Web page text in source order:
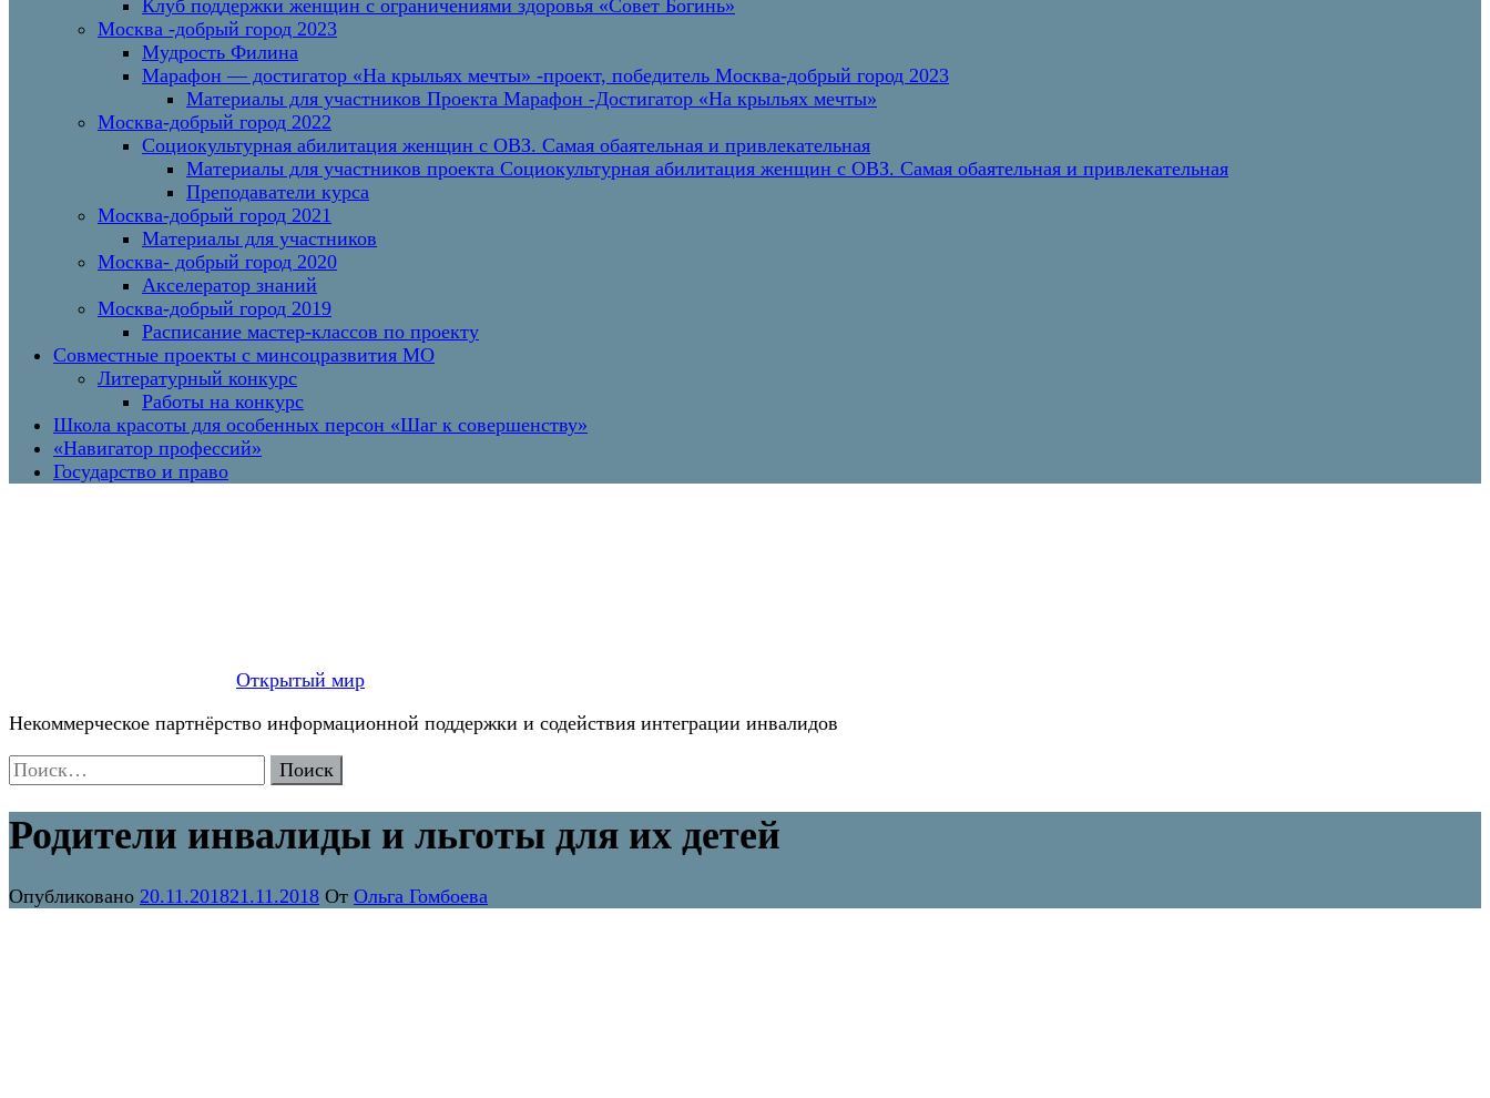
Клуб поддержки женщин с ограничениями здоровья «Совет Богинь»
Москва -добрый город 2023
Мудрость Филина
Марафон — достигатор «На крыльях мечты» -проект, победитель Москва-добрый город 2023
Материалы для участников Проекта Марафон -Достигатор «На крыльях мечты»
Москва-добрый город 2022
Социокультурная абилитация женщин с ОВЗ. Самая обаятельная и привлекательная
Материалы для участников проекта Социокультурная абилитация женщин с ОВЗ. Самая обаятельная и привлекательная
Преподаватели курса
Москва-добрый город 2021
Материалы для участников
Москва- добрый город 2020
Акселератор знаний
Москва-добрый город 2019
Расписание мастер-классов по проекту
Совместные проекты с минсоцразвития МО
Литературный конкурс
Работы на конкурс
Школа красоты для особенных персон «Шаг к совершенству»
«Навигатор профессий»
Государство и право
Открытый мир
Некоммерческое партнёрство информационной поддержки и содействия интеграции инвалидов
Найти:
Родители инвалиды и льготы для их детей
Опубликовано 20.11.201821.11.2018 От Ольга Гомбоева